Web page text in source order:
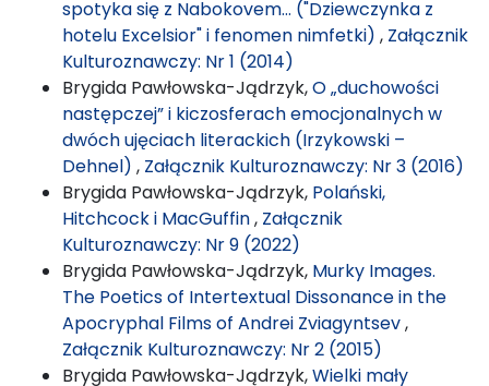
spotyka się z Nabokovem… ("Dziewczynka z
hotelu Excelsior" i fenomen nimfetki) , Załącznik
Kulturoznawczy: Nr 1 (2014)
Brygida Pawłowska-Jądrzyk,O „duchowości
następczej” i kiczosferach emocjonalnych w
dwóch ujęciach literackich (Irzykowski –
Dehnel) , Załącznik Kulturoznawczy: Nr 3 (2016)
Brygida Pawłowska-Jądrzyk, Polański,
Hitchcock i MacGuffin, Załącznik
Kulturoznawczy: Nr 9 (2022)
Brygida Pawłowska-Jądrzyk, Murky Images.
The Poetics of Intertextual Dissonance in the
Apocryphal Films of Andrei Zviagyntsev,
Załącznik Kulturoznawczy: Nr 2 (2015)
Brygida Pawłowska-Jądrzyk,Wielki mały